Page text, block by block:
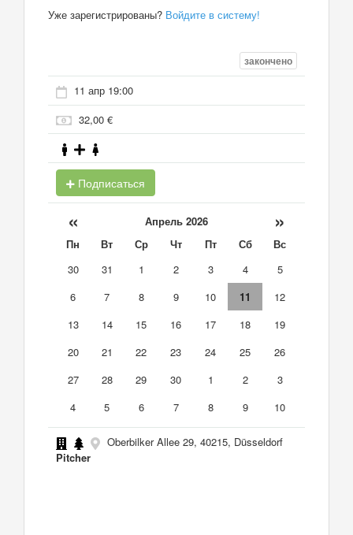
Уже зарегистрированы? Войдите в систему!
закончено
11 апр 19:00
32,00 €
Подписаться
« Апрель 2026 »
Пн Вт Ср Чт Пт Сб
Вс
30
31 1 2 3 4
5
6
7 8 9 10 11
12
13
14 15 16 17 18
19
20
21 22 23 24 25
26
27
28 29 30 1 2
3
4
5 6 7 8 9 10
Oberbilker Allee 29, 40215, Düsseldorf
Pitcher